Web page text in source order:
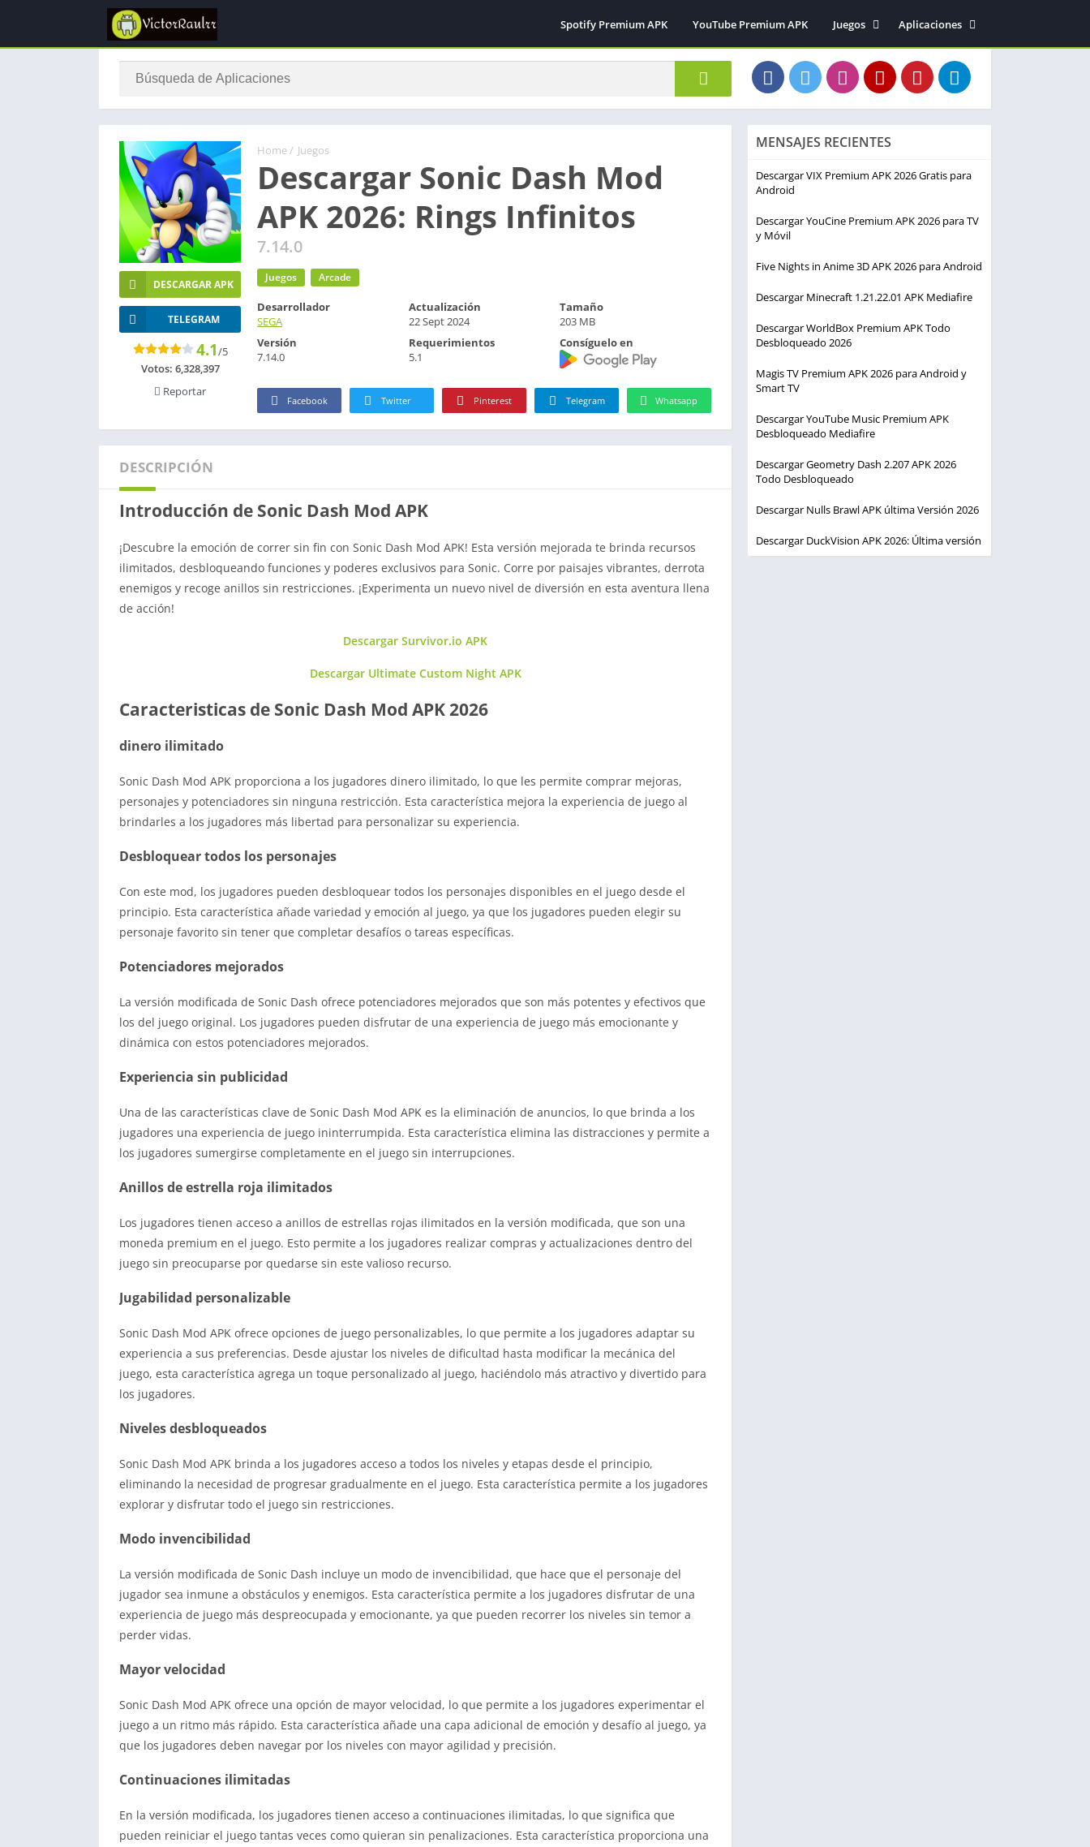
Spotify Premium APK YouTube Premium APK
Juegos
Acción
Arcade
Deportes
Estrategia
Simulación
Aplicaciones
Entretenimiento
Herramientas
Música y audio
Home / Juegos
Descargar Sonic Dash Mod
APK 2026: Rings Infinitos
7.14.0
Juegos Arcade
DESCARGAR APK
TELEGRAM
4.1/5
Votos: 6,328,397
Reportar
Desarrollador
SEGA
Actualización
22 Sept 2024
Tamaño
203 MB
Versión
7.14.0
Requerimientos
5.1
Consíguelo en
Facebook Twitter Pinterest Telegram Whatsapp
DESCRIPCIÓN
Introducción de Sonic Dash Mod APK
¡Descubre la emoción de correr sin fin con Sonic Dash Mod APK! Esta versión mejorada te brinda recursos
ilimitados, desbloqueando funciones y poderes exclusivos para Sonic. Corre por paisajes vibrantes, derrota
enemigos y recoge anillos sin restricciones. ¡Experimenta un nuevo nivel de diversión en esta aventura llena
de acción!
Descargar Survivor.io APK
Descargar Ultimate Custom Night APK
Caracteristicas de Sonic Dash Mod APK 2026
dinero ilimitado
Sonic Dash Mod APK proporciona a los jugadores dinero ilimitado, lo que les permite comprar mejoras,
personajes y potenciadores sin ninguna restricción. Esta característica mejora la experiencia de juego al
brindarles a los jugadores más libertad para personalizar su experiencia.
Desbloquear todos los personajes
Con este mod, los jugadores pueden desbloquear todos los personajes disponibles en el juego desde el
principio. Esta característica añade variedad y emoción al juego, ya que los jugadores pueden elegir su
personaje favorito sin tener que completar desafíos o tareas específicas.
Potenciadores mejorados
La versión modificada de Sonic Dash ofrece potenciadores mejorados que son más potentes y efectivos que
los del juego original. Los jugadores pueden disfrutar de una experiencia de juego más emocionante y
dinámica con estos potenciadores mejorados.
Experiencia sin publicidad
Una de las características clave de Sonic Dash Mod APK es la eliminación de anuncios, lo que brinda a los
jugadores una experiencia de juego ininterrumpida. Esta característica elimina las distracciones y permite a
los jugadores sumergirse completamente en el juego sin interrupciones.
Anillos de estrella roja ilimitados
Los jugadores tienen acceso a anillos de estrellas rojas ilimitados en la versión modificada, que son una
moneda premium en el juego. Esto permite a los jugadores realizar compras y actualizaciones dentro del
juego sin preocuparse por quedarse sin este valioso recurso.
Jugabilidad personalizable
Sonic Dash Mod APK ofrece opciones de juego personalizables, lo que permite a los jugadores adaptar su
experiencia a sus preferencias. Desde ajustar los niveles de dificultad hasta modificar la mecánica del
juego, esta característica agrega un toque personalizado al juego, haciéndolo más atractivo y divertido para
los jugadores.
Niveles desbloqueados
Sonic Dash Mod APK brinda a los jugadores acceso a todos los niveles y etapas desde el principio,
eliminando la necesidad de progresar gradualmente en el juego. Esta característica permite a los jugadores
explorar y disfrutar todo el juego sin restricciones.
Modo invencibilidad
La versión modificada de Sonic Dash incluye un modo de invencibilidad, que hace que el personaje del
jugador sea inmune a obstáculos y enemigos. Esta característica permite a los jugadores disfrutar de una
experiencia de juego más despreocupada y emocionante, ya que pueden recorrer los niveles sin temor a
perder vidas.
Mayor velocidad
Sonic Dash Mod APK ofrece una opción de mayor velocidad, lo que permite a los jugadores experimentar el
juego a un ritmo más rápido. Esta característica añade una capa adicional de emoción y desafío al juego, ya
que los jugadores deben navegar por los niveles con mayor agilidad y precisión.
Continuaciones ilimitadas
En la versión modificada, los jugadores tienen acceso a continuaciones ilimitadas, lo que significa que
pueden reiniciar el juego tantas veces como quieran sin penalizaciones. Esta característica proporciona una
MENSAJES RECIENTES
Descargar VIX Premium APK 2026 Gratis para
Android
Descargar YouCine Premium APK 2026 para TV
y Móvil
Five Nights in Anime 3D APK 2026 para Android
Descargar Minecraft 1.21.22.01 APK Mediafire
Descargar WorldBox Premium APK Todo
Desbloqueado 2026
Magis TV Premium APK 2026 para Android y
Smart TV
Descargar YouTube Music Premium APK
Desbloqueado Mediafire
Descargar Geometry Dash 2.207 APK 2026
Todo Desbloqueado
Descargar Nulls Brawl APK última Versión 2026
Descargar DuckVision APK 2026: Última versión